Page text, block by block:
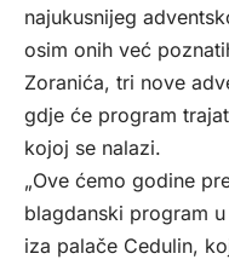
najukusnijeg
osim onih već
Zoranića, tri nove
gdje će program
kojoj se nalazi.
„Ove ćemo godine
blagdanski program
iza palače Cedulin,